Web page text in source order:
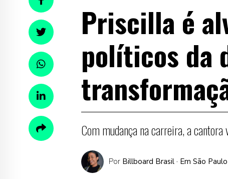
Priscilla é
políticos da
Com mudança na carreira, a
Por Billboard Brasil · Em São Paulo